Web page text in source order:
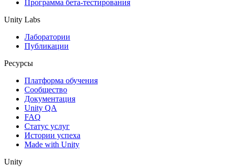
Программа бета-тестирования
Unity Labs
Лаборатории
Публикации
Ресурсы
Платформа обучения
Сообщество
Документация
Unity QA
FAQ
Статус услуг
Истории успеха
Made with Unity
Unity